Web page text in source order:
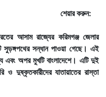
শেয়ার করুন:
আসাম রাজ্যের করিমগঞ্জ জেলার
সুড়ঙ্গপথের সন্ধান পাওয়া গেছে। এই
এবং অপর মুখটি বাংলাদেশে। এটি দুই
ও দুষ্কৃতকারীদের যাতায়াতের রাস্তা